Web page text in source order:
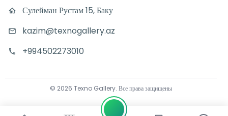
Сулейман Рустам 15, Баку
kazim@texnogallery.az
+994502273010
© 2026 Texno Gallery. Все права защищены